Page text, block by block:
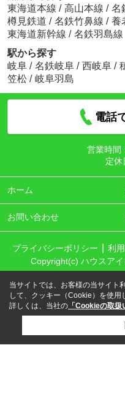
東海道本線 / 高山本線 / 名
樽見鉄道 / 名鉄竹鼻線 / 養
東海道新幹線 / 名鉄羽島線
駅から探す
岐阜 / 名鉄岐阜 / 西岐阜 /
笠松 / 岐阜羽島
電話
営業時間
定休
ホーム
お問い合わせ
プライバシーポリシー 利
Copyright(c) ハウスア
当サイトでは、お客様の当サイト
して、クッキー（Cookie）を使用
詳しくは、当社の 「Cookieの取扱